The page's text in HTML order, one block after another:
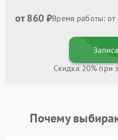
от 860 ₽Время работы:
Скидка 20% при
Почему